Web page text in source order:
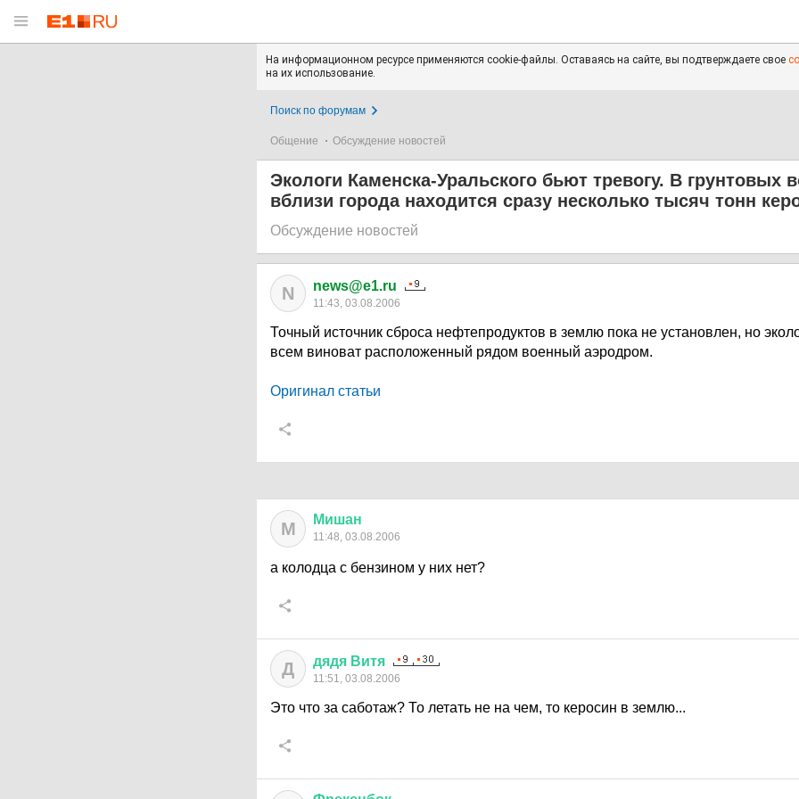
На информационном ресурсе применяются cookie-файлы. Оставаясь на сайте, вы подтверждаете свое
на их использование.
Поиск по форумам
Общение Обсуждение новостей
Экологи Каменска-Уральского бьют тревогу. В грунтовых
вблизи города находится сразу несколько тысяч тонн
Обсуждение новостей
N news@e1.ru
11:43, 03.08.2006
Точный источник сброса нефтепродуктов в землю пока не установлен, но
всем виноват расположенный рядом военный аэродром.
Оригинал статьи
М Мишан
11:48, 03.08.2006
а колодца с бензином у них нет?
Д дядя Витя
11:51, 03.08.2006
Это что за саботаж? То летать не на чем, то керосин в землю...